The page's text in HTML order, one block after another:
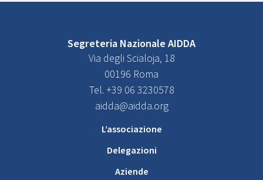
Segreteria Nazionale AIDDA
Via degli Scialoja, 18
00196 Roma
Tel. +39 06 3230578
aidda@aidda.org
L’associazione
Delegazioni
Aziende